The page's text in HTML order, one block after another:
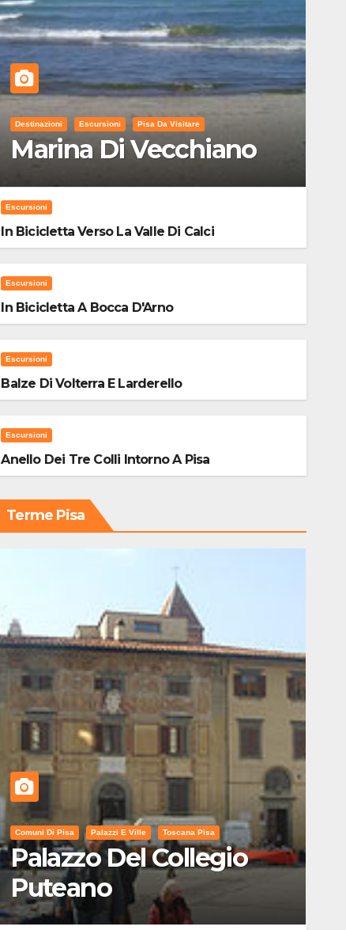
Destinazioni Escursioni Pisa Da Visitare
Marina Di Vecchiano
Escursioni
In Bicicletta Verso La Valle Di Calci
Escursioni
In Bicicletta A Bocca D'Arno
Escursioni
Balze Di Volterra E Larderello
Escursioni
Anello Dei Tre Colli Intorno A Pisa
Terme Pisa
Comuni Di Pisa Palazzi E Ville Toscana Pisa
Palazzo Del Collegio
Puteano